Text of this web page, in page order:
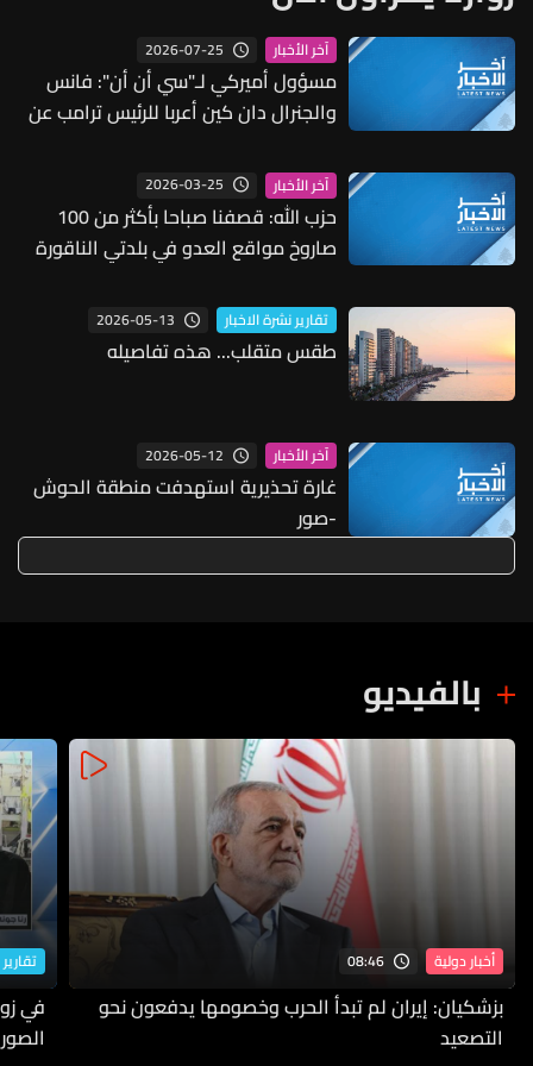
آخر الأخبار 2026-07-25
مسؤول أميركي لـ"سي أن أن": فانس
والجنرال دان كين أعربا للرئيس ترامب عن
آخر الأخبار 2026-03-25
حزب الله: قصفنا صباحا بأكثر من 100
صاروخ مواقع العدو في بلدتي الناقورة
تقارير نشرة الاخبار 2026-05-13
طقس متقلب... هذه تفاصيله
آخر الأخبار 2026-05-12
غارة تحذيرية استهدفت منطقة الحوش
-صور
بالفيديو
أخبار دولية 08:46
بزشكيان: إيران لم تبدأ الحرب وخصومها يدفعون نحو
التصعيد
في